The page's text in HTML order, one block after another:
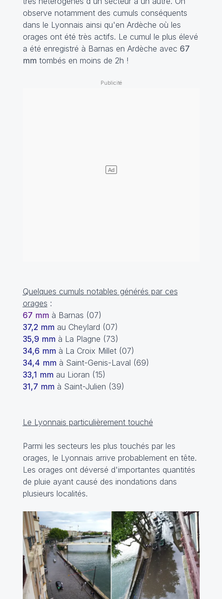
observe notamment des cumuls conséquents
dans le Lyonnais ainsi qu'en Ardèche où les
orages ont été très actifs. Le cumul le plus élevé
a été enregistré à Barnas en Ardèche avec 67
mm tombés en moins de 2h !
Quelques cumuls notables générés par ces
orages :
67 mmà Barnas (07)
37,2 mmau Cheylard (07)
35,9 mmà La Plagne (73)
34,6 mmà La Croix Millet (07)
34,4 mmà Saint-Genis-Laval (69)
33,1 mmau Lioran (15)
31,7 mmà Saint-Julien (39)
Le Lyonnais particulièrement touché
Parmi les secteurs les plus touchés par les
orages, le Lyonnais arrive probablement en tête.
Les orages ont déversé d'importantes quantités
de pluie ayant causé des inondations dans
plusieurs localités.